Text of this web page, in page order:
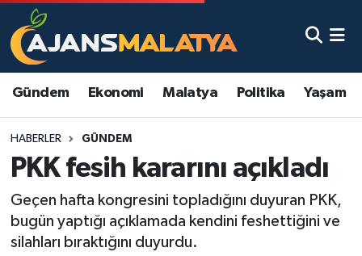
Gündem Ekonomi Malatya Politika Yaşam
HABERLER GÜNDEM
PKK fesih kararını açıkladı
Geçen hafta kongresini topladığını duyuran PKK,
bugün yaptığı açıklamada kendini feshettiğini ve
silahları bıraktığını duyurdu.
Asayiş
Eğitim
Gündem
Malatya Nöbetçi Eczaneler
Malatya Namaz Vakitleri
Malatya Trafik Yoğunluk Haritası
TFF 3.Lig 2.Grup Puan Durumu ve Fikstür